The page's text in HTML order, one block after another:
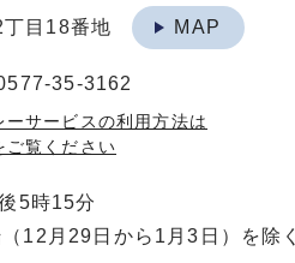
丁目18番地 MAP
35-3162
ーサービスの利用方法は
ご覧ください
5時15分
12月29日から1月3日）を除く